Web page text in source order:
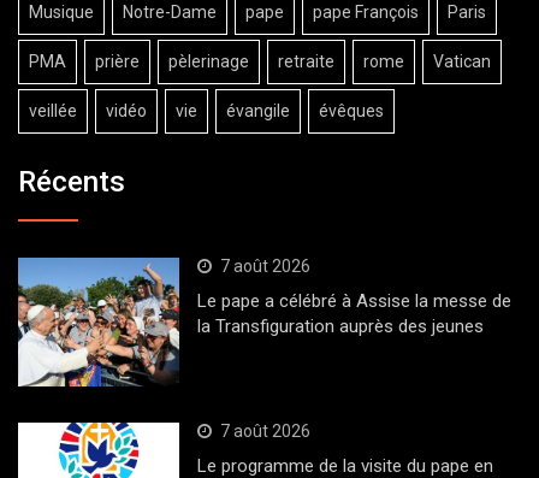
Musique Notre-Dame pape pape François Paris
PMA prière pèlerinage retraite rome Vatican
veillée vidéo vie évangile évêques
Récents
7 août 2026
Le pape a célébré à Assise la messe de
la Transfiguration auprès des jeunes
7 août 2026
Le programme de la visite du pape en